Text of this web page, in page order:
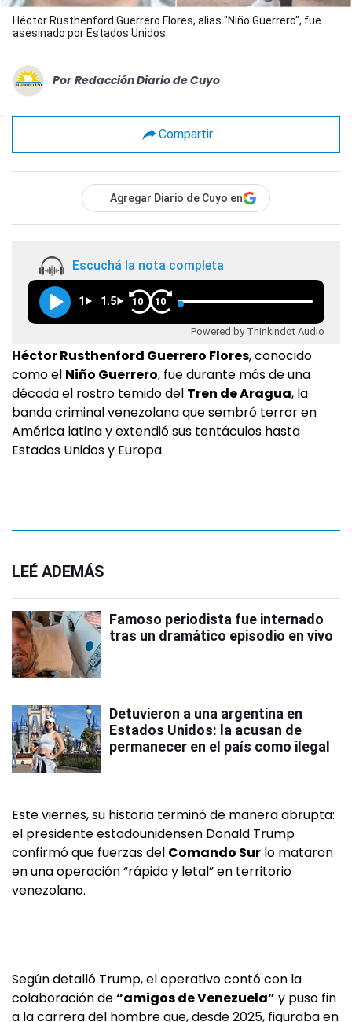
Héctor Rusthenford Guerrero Flores, alias "Niño Guerrero", fue
asesinado por Estados Unidos.
Por Redacción Diario de Cuyo
Compartir
Agregar Diario de Cuyo en
Escuchá la nota completa
1 1.5 10 10
Powered by Thinkindot Audio
Héctor Rusthenford Guerrero Flores, conocido
como el Niño Guerrero, fue durante más de una
década el rostro temido del Tren de Aragua, la
banda criminal venezolana que sembró terror en
América latina y extendió sus tentáculos hasta
Estados Unidos y Europa.
LEÉ ADEMÁS
Famoso periodista fue internado
tras un dramático episodio en vivo
Detuvieron a una argentina en
Estados Unidos: la acusan de
permanecer en el país como ilegal
Este viernes, su historia terminó de manera abrupta:
el presidente estadounidensen Donald Trump
confirmó que fuerzas del Comando Sur lo mataron
en una operación “rápida y letal” en territorio
venezolano.
Según detalló Trump, el operativo contó con la
colaboración de“amigos de Venezuela” y puso fin
a la carrera del hombre que, desde 2025, figuraba en